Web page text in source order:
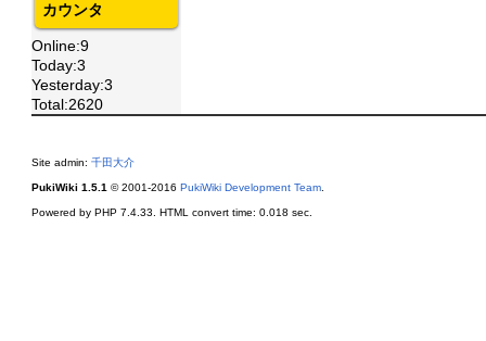
カウンタ
Online:9
Today:3
Yesterday:3
Total:2620
Site admin: 千田大介
PukiWiki 1.5.1 © 2001-2016 PukiWiki Development Team
Powered by PHP 7.4.33. HTML convert time: 0.018 sec.